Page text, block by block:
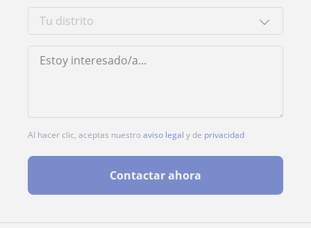
Al hacer clic, aceptas nuestroaviso legal y de privacidad
Contactar ahora